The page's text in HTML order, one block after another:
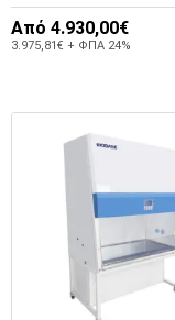
Από 4.930,00€
3.975,81€ + ΦΠΑ 24%